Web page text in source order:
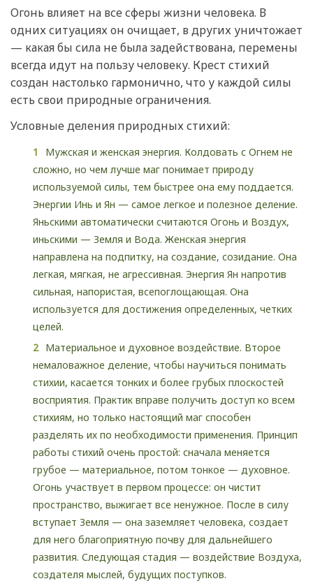
Огонь влияет на все сферы жизни человека. В
одних ситуациях он очищает, в других уничтожает
— какая бы сила не была задействована, перемены
всегда идут на пользу человеку. Крест стихий
создан настолько гармонично, что у каждой силы
есть свои природные ограничения.
Условные деления природных стихий:
Мужская и женская энергия. Колдовать с Огнем не
сложно, но чем лучше маг понимает природу
используемой силы, тем быстрее она ему поддается.
Энергии Инь и Ян — самое легкое и полезное деление.
Яньскими автоматически считаются Огонь и Воздух,
иньскими — Земля и Вода. Женская энергия
направлена на подпитку, на создание, созидание. Она
легкая, мягкая, не агрессивная. Энергия Ян напротив
сильная, напористая, всепоглощающая. Она
используется для достижения определенных, четких
целей.
Материальное и духовное воздействие. Второе
немаловажное деление, чтобы научиться понимать
стихии, касается тонких и более грубых плоскостей
восприятия. Практик вправе получить доступ ко всем
стихиям, но только настоящий маг способен
разделять их по необходимости применения. Принцип
работы стихий очень простой: сначала меняется
грубое — материальное, потом тонкое — духовное.
Огонь участвует в первом процессе: он чистит
пространство, выжигает все ненужное. После в силу
вступает Земля — она заземляет человека, создает
для него благоприятную почву для дальнейшего
развития. Следующая стадия — воздействие Воздуха,
создателя мыслей, будущих поступков.